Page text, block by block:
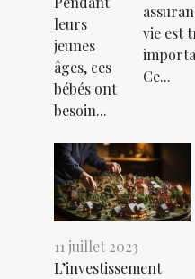
leurs
jeunes
âges, ces
bébés ont
besoin...
vie est
Ce...
11 juillet 2023
L’investissement